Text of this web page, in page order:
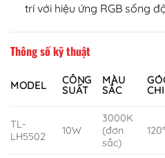
trí với hiệu ứng RGB sống
Thông số kỹ thuật
MODEL
CÔNG
SUẤT
MÀU
SẮC
TL-
LH5502
10W
3000K
(đơn
sắc)
120°